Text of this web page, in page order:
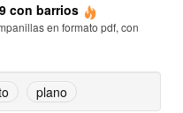
con barrios
en formato pdf, con
plano